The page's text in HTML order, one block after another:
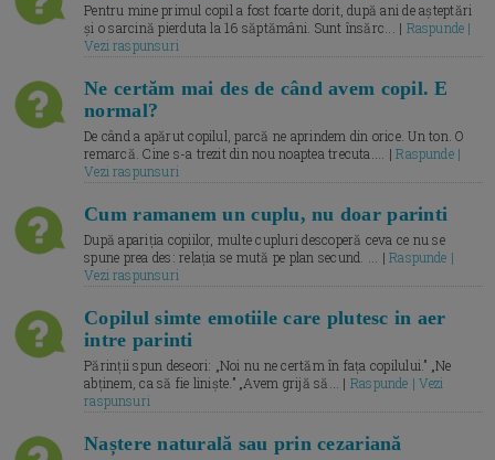
Pentru mine primul copil a fost foarte dorit, după ani de așteptări
și o sarcină pierduta la 16 săptămâni. Sunt însărc... | Raspunde |
Vezi raspunsuri
Ne certăm mai des de când avem copil. E
normal?
De când a apărut copilul, parcă ne aprindem din orice. Un ton. O
remarcă. Cine s-a trezit din nou noaptea trecuta.... |Raspunde |
Vezi raspunsuri
Cum ramanem un cuplu, nu doar parinti
După apariția copiilor, multe cupluri descoperă ceva ce nu se
spune prea des: relația se mută pe plan secund. ... |Raspunde |
Vezi raspunsuri
Copilul simte emotiile care plutesc in aer
intre parinti
Părinții spun deseori: „Noi nu ne certăm în fața copilului.” „Ne
abținem, ca să fie liniște.” „Avem grijă să... | Raspunde | Vezi
raspunsuri
Naștere naturală sau prin cezariană